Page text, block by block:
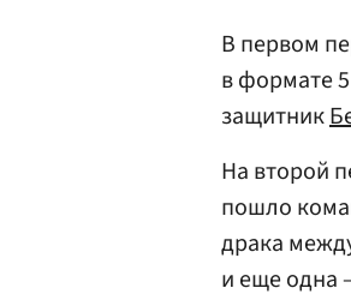
В первом
в формате
защитник
На второй
пошло
драка
и еще одна